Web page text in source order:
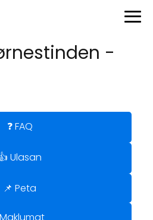
-
❓ FAQ
Ulasan
📌 Peta